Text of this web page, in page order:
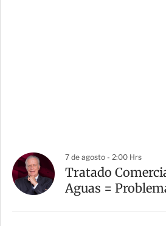
7 de agosto - 2:00 Hrs
Tratado
Aguas =